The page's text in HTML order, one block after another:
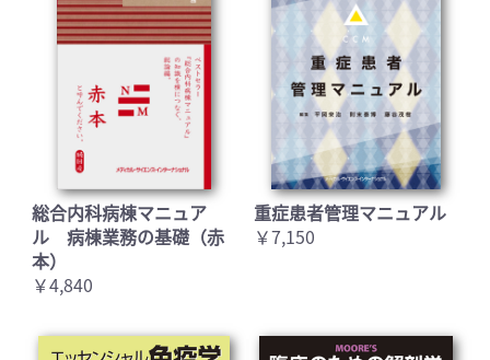
総合内科病棟マニュア
ル 病棟業務の基礎（赤
本）
￥4,840
重症患者管理マニュアル
￥7,150